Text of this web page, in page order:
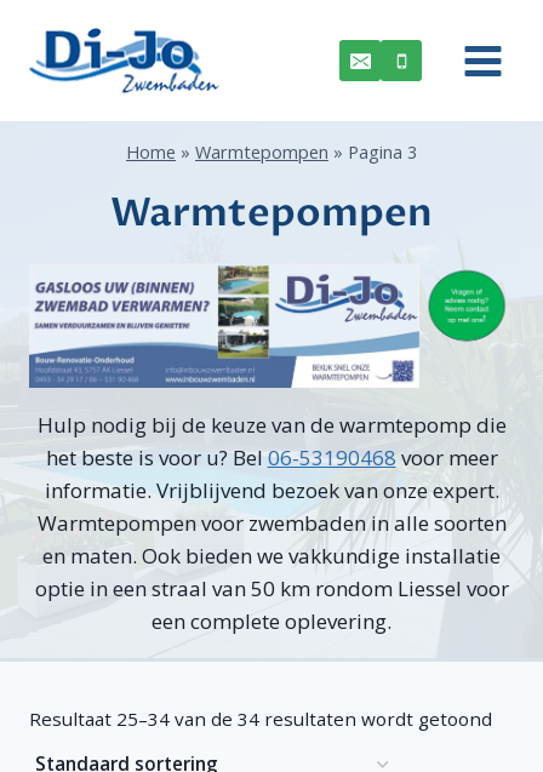
inhoud
Home » Warmtepompen » Pagina 3
Warmtepompen
Hulp nodig bij de keuze van de warmtepomp die
het beste is voor u? Bel 06-53190468 voor meer
informatie. Vrijblijvend bezoek van onze expert.
Warmtepompen voor zwembaden in alle soorten
en maten. Ook bieden we vakkundige installatie
optie in een straal van 50 km rondom Liessel voor
een complete oplevering.
Resultaat 25–34 van de 34 resultaten wordt getoond